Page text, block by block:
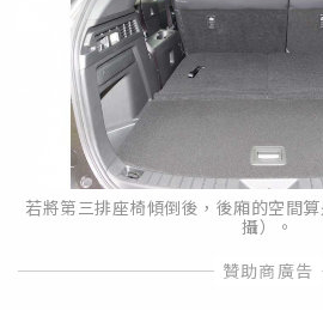
若將第三排座椅傾倒後，後廂的空間
攝）。